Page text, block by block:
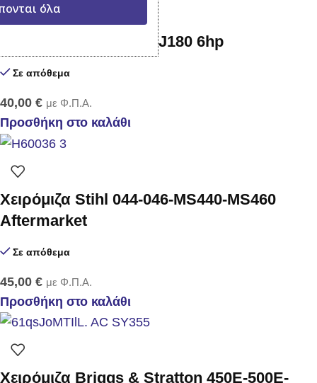
Χειρόμιζα Kawasaki FJ180 6hp
Σε απόθεμα
40,00 € με Φ.Π.Α.
Προσθήκη στο καλάθι
Χειρόμιζα Stihl 044-046-MS440-MS460
Aftermarket
Σε απόθεμα
45,00 € με Φ.Π.Α.
Προσθήκη στο καλάθι
Χειρόμιζα Briggs & Stratton 450E-500E-
όλα